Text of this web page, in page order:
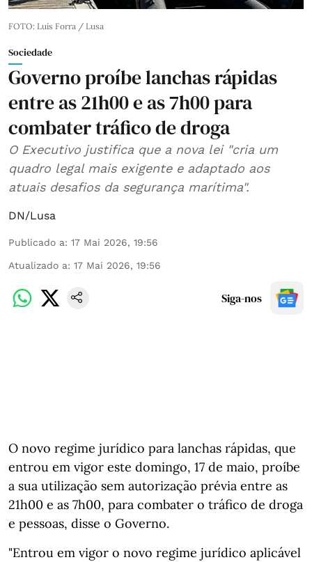
FOTO: Luís Forra / Lusa
Sociedade
Governo proíbe lanchas rápidas
entre as 21h00 e as 7h00 para
combater tráfico de droga
O Executivo justifica que a nova lei "cria um
quadro legal mais exigente e adaptado aos
atuais desafios da segurança marítima".
DN/Lusa
Publicado a: 17 Mai 2026, 19:56
Atualizado a: 17 Mai 2026, 19:56
Siga-nos
O novo regime jurídico para lanchas rápidas, que
entrou em vigor este domingo, 17 de maio, proíbe
a sua utilização sem autorização prévia entre as
21h00 e as 7h00, para combater o tráfico de droga
e pessoas, disse o Governo.
"Entrou em vigor o novo regime jurídico aplicável